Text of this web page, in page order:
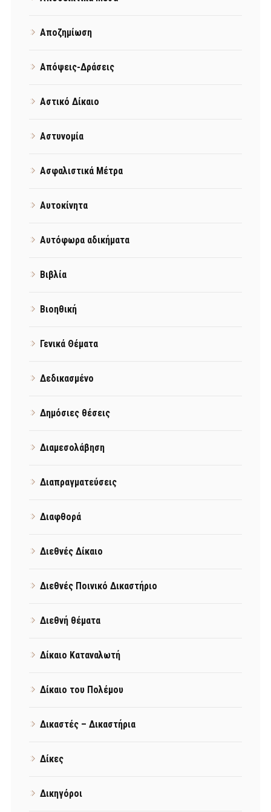
Αποζημίωση
Απόψεις-Δράσεις
Αστικό Δίκαιο
Αστυνομία
Ασφαλιστικά Μέτρα
Αυτοκίνητα
Αυτόφωρα αδικήματα
Βιβλία
Βιοηθική
Γενικά Θέματα
Δεδικασμένο
Δημόσιες θέσεις
Διαμεσολάβηση
Διαπραγματεύσεις
Διαφθορά
Διεθνές Δίκαιο
Διεθνές Ποινικό Δικαστήριο
Διεθνή θέματα
Δίκαιο Καταναλωτή
Δίκαιο του Πολέμου
Δικαστές – Δικαστήρια
Δίκες
Δικηγόροι